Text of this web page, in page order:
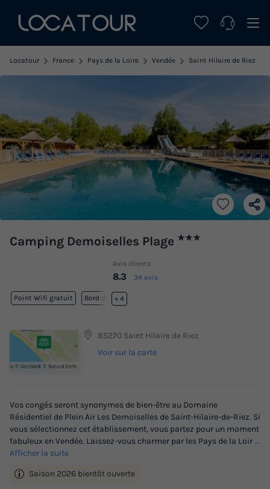
Locatour France Pays de la Loire Vendée Saint Hilaire de Riez
Camping Demoiselles Plage ★★★
Avis clients
8.3 34 avis
Point Wifi gratuit Bord de mer
+ 4
85270 Saint Hilaire de Riez
Voir sur la carte
Vos congés seront synonymes de bien-être au Domaine
Résidentiel de Plein Air Les Demoiselles de Saint-Hilaire-de-Riez. Si
vous sélectionnez cet établissement, vous partez pour un moment
fabuleux en Vendée. Laissez-vous charmer par les Pays de la Loir...
Afficher la suite
Saison 2026 bientôt ouverte